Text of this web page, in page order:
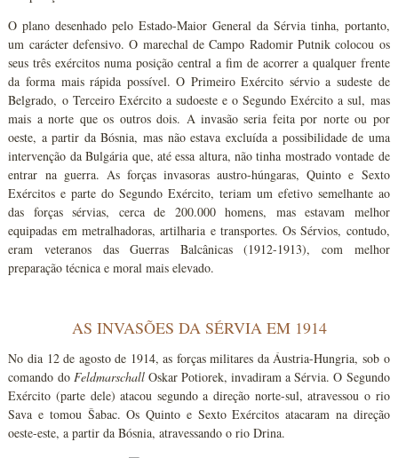
O plano desenhado pelo Estado-Maior General da Sérvia tinha, portanto,
um carácter defensivo. O marechal de Campo Radomir Putnik colocou os
seus três exércitos numa posição central a fim de acorrer a qualquer frente
da forma mais rápida possível. O Primeiro Exército sérvio a sudeste de
Belgrado, o Terceiro Exército a sudoeste e o Segundo Exército a sul, mas
mais a norte que os outros dois. A invasão seria feita por norte ou por
oeste, a partir da Bósnia, mas não estava excluída a possibilidade de uma
intervenção da Bulgária que, até essa altura, não tinha mostrado vontade de
entrar na guerra. As forças invasoras austro-húngaras, Quinto e Sexto
Exércitos e parte do Segundo Exército, teriam um efetivo semelhante ao
das forças sérvias, cerca de 200.000 homens, mas estavam melhor
equipadas em metralhadoras, artilharia e transportes. Os Sérvios, contudo,
eram veteranos das Guerras Balcânicas (1912-1913), com melhor
preparação técnica e moral mais elevado.
AS INVASÕES DA SÉRVIA EM 1914
No dia 12 de agosto de 1914, as forças militares da Áustria-Hungria, sob o
comando do FeldmarschallOskar Potiorek, invadiram a Sérvia. O Segundo
Exército (parte dele) atacou segundo a direção norte-sul, atravessou o rio
Sava e tomou Šabac. Os Quinto e Sexto Exércitos atacaram na direção
oeste-este, a partir da Bósnia, atravessando o rio Drina.